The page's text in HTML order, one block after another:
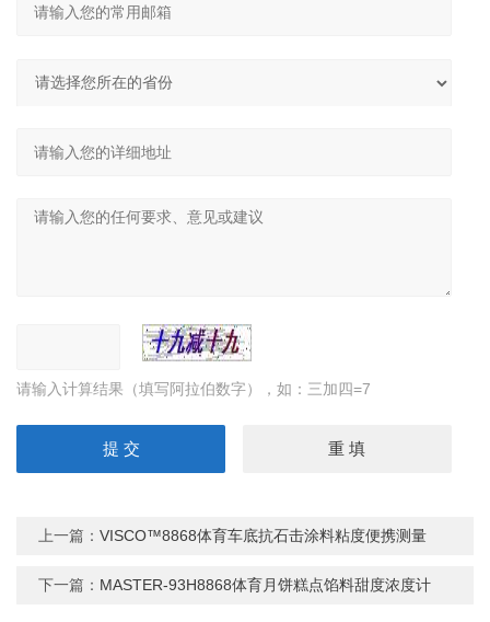
请输入计算结果（填写阿拉伯数字），如：三加四=7
上一篇：VISCO™8868体育车底抗石击涂料粘度便携测量
下一篇： MASTER-93H8868体育月饼糕点馅料甜度浓度计